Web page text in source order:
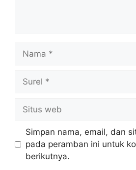
Nama
Surel
Situs
web
Simpan nama, email, dan
pada peramban ini untuk
berikutnya.